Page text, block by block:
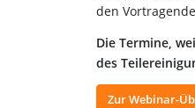
den
Die Termine,
des
Zur Webinar-